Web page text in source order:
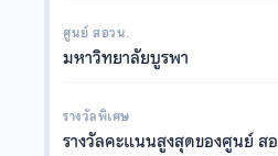
ศูนย์ สอวน.
มหาวิทยาลัยบูรพา
รางวัลพิเศษ
รางวัลคะแนนสูงสุดของศูนย์ ส